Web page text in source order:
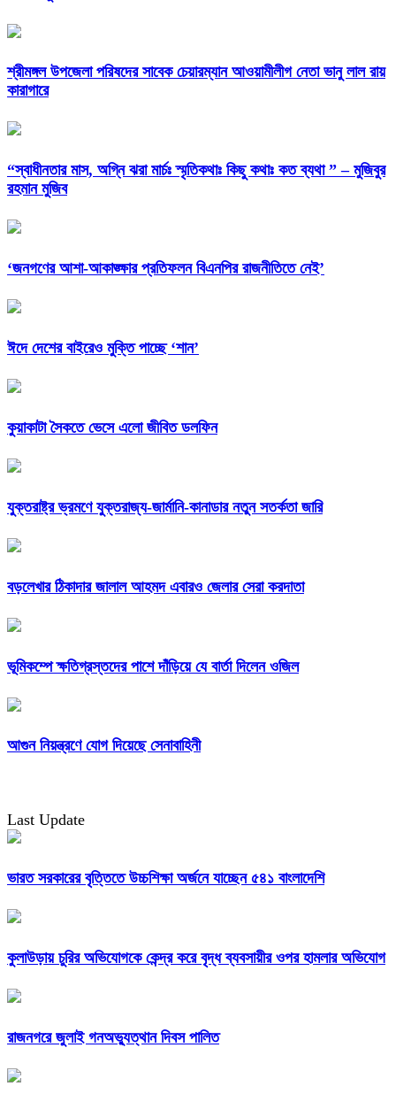
শ্রীমঙ্গল উপজেলা পরিষদের সাবেক চেয়ারম্যান আওয়ামীলীগ নেতা ভানু লাল রায়
কারাগারে
“স্বাধীনতার মাস, অগ্নি ঝরা মার্চঃ স্মৃতিকথাঃ কিছু কথাঃ কত ব্যথা ” – মুজিবুর
রহমান মুজিব
‘জনগণের আশা-আকাঙ্ক্ষার প্রতিফলন বিএনপির রাজনীতিতে নেই’
ঈদে দেশের বাইরেও মুক্তি পাচ্ছে ‘শান’
কুয়াকাটা সৈকতে ভেসে এলো জীবিত ডলফিন
যুক্তরাষ্ট্র ভ্রমণে যুক্তরাজ্য-জার্মানি-কানাডার নতুন সতর্কতা জারি
বড়লেখার ঠিকাদার জালাল আহমদ এবারও জেলার সেরা করদাতা
ভূমিকম্পে ক্ষতিগ্রস্তদের পাশে দাঁড়িয়ে যে বার্তা দিলেন ওজিল
আগুন নিয়ন্ত্রণে যোগ দিয়েছে সেনাবাহিনী
Last Update
ভারত সরকারের বৃত্তিতে উচ্চশিক্ষা অর্জনে যাচ্ছেন ৫৪১ বাংলাদেশি
কুলাউড়ায় চুরির অভিযোগকে কেন্দ্র করে বৃদ্ধ ব্যবসায়ীর ওপর হামলার অভিযোগ
রাজনগরে জুলাই গনঅভ্যুত্থান দিবস পালিত